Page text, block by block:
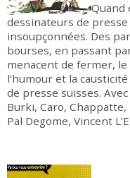
Quand
dessinateurs de
insoupçonnées. Des
bourses, en passant
menacent de fermer,
l’humour et la
de presse suisses.
Burki, Caro,
Pal Degome, Vincent